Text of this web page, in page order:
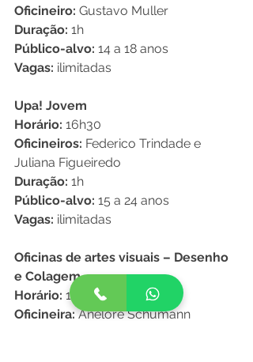
Oficineiro: Gustavo Muller
Duração: 1h
Público-alvo: 14 a 18 anos
Vagas: ilimitadas
Upa! Jovem
Horário: 16h30
Oficineiros: Federico Trindade e
Juliana Figueiredo
Duração: 1h
Público-alvo: 15 a 24 anos
Vagas: ilimitadas
Oficinas de artes visuais – Desenho
e Colagem
Horário: 17h
Oficineira: Anelore Schumann